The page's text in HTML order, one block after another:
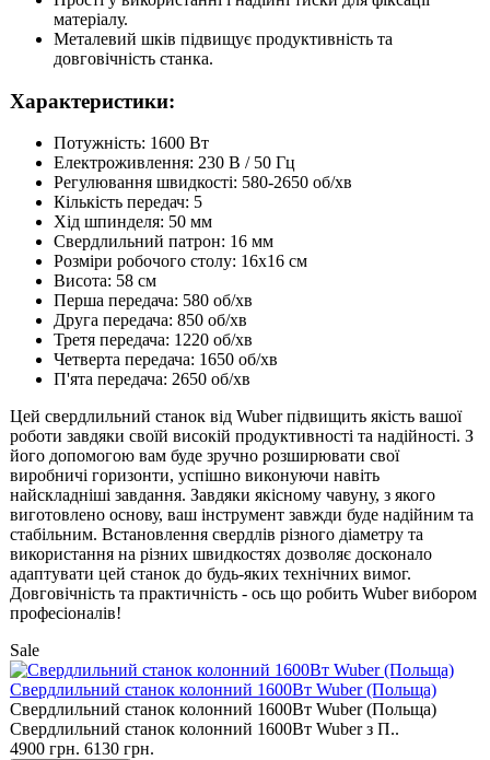
матеріалу.
Металевий шків підвищує продуктивність та
довговічність станка.
Характеристики:
Потужність: 1600 Вт
Електроживлення: 230 В / 50 Гц
Регулювання швидкості: 580-2650 об/хв
Кількість передач: 5
Хід шпинделя: 50 мм
Свердлильний патрон: 16 мм
Розміри робочого столу: 16x16 см
Висота: 58 см
Перша передача: 580 об/хв
Друга передача: 850 об/хв
Третя передача: 1220 об/хв
Четверта передача: 1650 об/хв
П'ята передача: 2650 об/хв
Цей свердлильний станок від Wuber підвищить якість вашої
роботи завдяки своїй високій продуктивності та надійності. З
його допомогою вам буде зручно розширювати свої
виробничі горизонти, успішно виконуючи навіть
найскладніші завдання. Завдяки якісному чавуну, з якого
виготовлено основу, ваш інструмент завжди буде надійним та
стабільним. Встановлення свердлів різного діаметру та
використання на різних швидкостях дозволяє досконало
адаптувати цей станок до будь-яких технічних вимог.
Довговічність та практичність - ось що робить Wuber вибором
професіоналів!
Sale
Свердлильний станок колонний 1600Вт Wuber (Польща)
Свердлильний станок колонний 1600Вт Wuber (Польща)
Свердлильний станок колонний 1600Вт Wuber з П..
4900 грн. 6130 грн.